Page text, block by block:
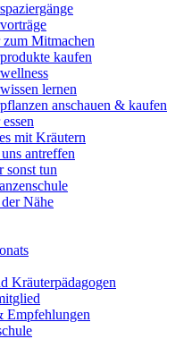
Mitmachen
kaufen
lernen
anschauen & kaufen
mit Kräutern
antreffen
sonst tun
Nähe
Kräuterpädagogen
Empfehlungen